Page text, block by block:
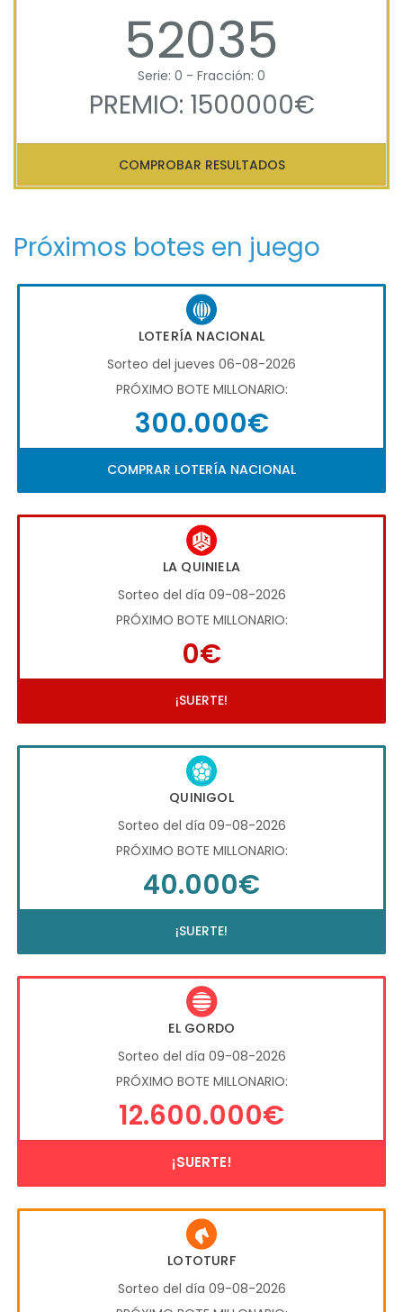
52035
Serie: 0 - Fracción: 0
PREMIO: 1500000€
COMPROBAR RESULTADOS
Próximos botes en juego
LOTERÍA NACIONAL
Sorteo del jueves 06-08-2026
PRÓXIMO BOTE MILLONARIO:
300.000€
COMPRAR LOTERÍA NACIONAL
LA QUINIELA
Sorteo del día 09-08-2026
PRÓXIMO BOTE MILLONARIO:
0€
¡SUERTE!
QUINIGOL
Sorteo del día 09-08-2026
PRÓXIMO BOTE MILLONARIO:
40.000€
¡SUERTE!
EL GORDO
Sorteo del día 09-08-2026
PRÓXIMO BOTE MILLONARIO:
12.600.000€
¡SUERTE!
LOTOTURF
Sorteo del día 09-08-2026